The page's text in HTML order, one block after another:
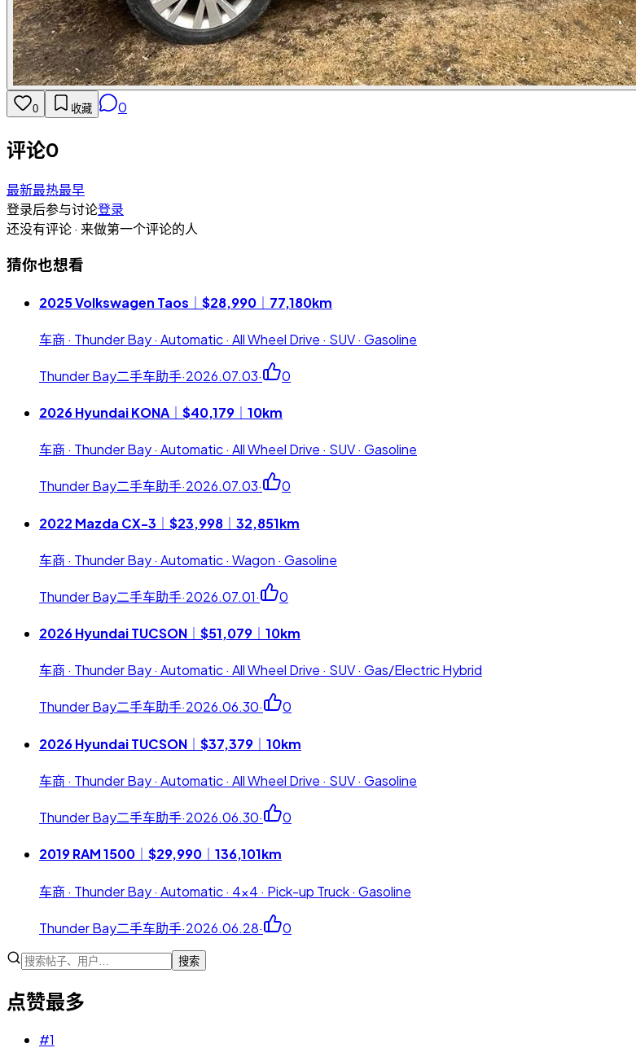
0 收藏 0
评论0
最新最热最早
登录后参与讨论登录
还没有评论 · 来做第一个评论的人
猜你也想看
2025 Volkswagen Taos｜$28,990｜77,180km
车商 · Thunder Bay · Automatic · All Wheel Drive · SUV · Gasoline
Thunder Bay二手车助手·2026.07.03· 0
2026 Hyundai KONA｜$40,179｜10km
车商 · Thunder Bay · Automatic · All Wheel Drive · SUV · Gasoline
Thunder Bay二手车助手·2026.07.03· 0
2022 Mazda CX-3｜$23,998｜32,851km
车商 · Thunder Bay · Automatic · Wagon · Gasoline
Thunder Bay二手车助手·2026.07.01· 0
2026 Hyundai TUCSON｜$51,079｜10km
车商 · Thunder Bay · Automatic · All Wheel Drive · SUV · Gas/Electric Hybrid
Thunder Bay二手车助手·2026.06.30· 0
2026 Hyundai TUCSON｜$37,379｜10km
车商 · Thunder Bay · Automatic · All Wheel Drive · SUV · Gasoline
Thunder Bay二手车助手·2026.06.30· 0
2019 RAM 1500｜$29,990｜136,101km
车商 · Thunder Bay · Automatic · 4x4 · Pick-up Truck · Gasoline
Thunder Bay二手车助手·2026.06.28· 0
搜索
点赞最多
#1